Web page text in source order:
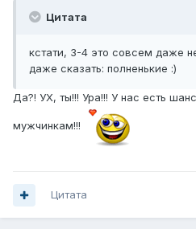
Цитата
кстати, 3-4 это совсем даже
даже сказать: полненькие :)
Да?! УХ, ты!!! Ура!!! У нас есть
мужчинкам!!!
Цитата